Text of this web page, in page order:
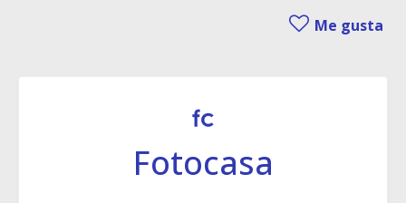
Me gusta
Fotocasa